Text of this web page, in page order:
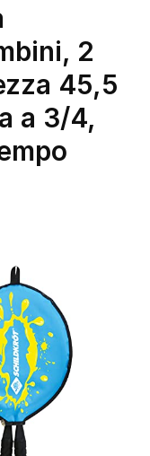
2
45,5
a 3/4,